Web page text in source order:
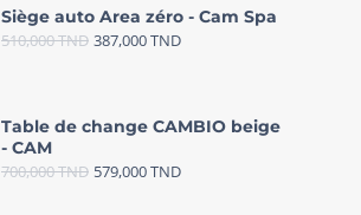
Siège auto Area zéro - Cam Spa
510,000TND 387,000TND
Table de change CAMBIO beige
- CAM
700,000TND 579,000TND